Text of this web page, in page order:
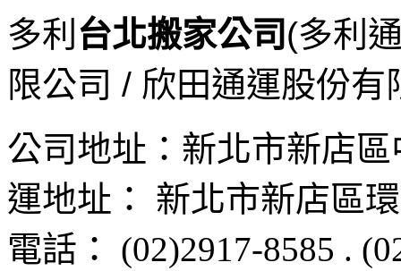
多利 台北搬家公司 (多利
限公司 / 欣田通運股份
公司地址： 新北市新店區
運地址： 新北市新店區
電話： (02)2917-8585 .